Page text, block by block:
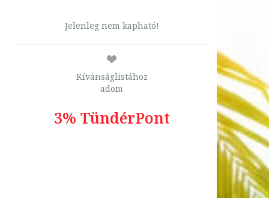
Jelenleg nem kapható!
Kívánságlistához
adom
3% TündérPont